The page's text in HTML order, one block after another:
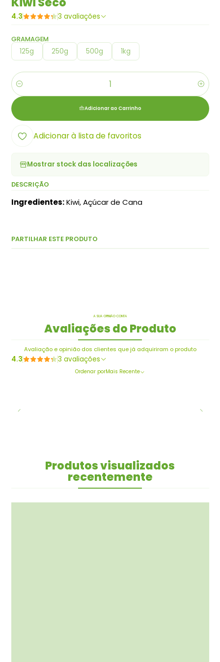
4.3 3 avaliações
GRAMAGEM
125g 250g 500g 1kg
Quantidade
Adicionar ao Carrinho
Adicionar à lista de favoritos
Mostrar stock das localizações
DESCRIÇÃO
Ingredientes:Kiwi, Açúcar de Cana
PARTILHAR ESTE PRODUTO
A SUA OPINIÃO CONTA
Avaliações do Produto
Avaliação e opinião dos clientes que já adquiriram o produto
4.3 3 avaliações
Ordenar porMais Recente
Produtos visualizados
recentemente